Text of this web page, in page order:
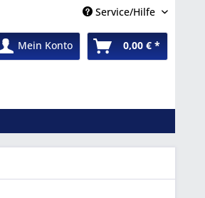
Service/Hilfe
Mein Konto 0,00 € *